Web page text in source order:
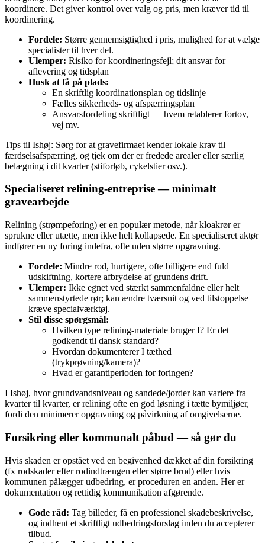
koordinere. Det giver kontrol over valg og pris, men kræver tid til
koordinering.
Fordele: Større gennemsigtighed i pris, mulighed for at vælge
specialister til hver del.
Ulemper: Risiko for koordineringsfejl; dit ansvar for
aflevering og tidsplan
Husk at få på plads:
En skriftlig koordinationsplan og tidslinje
Fælles sikkerheds- og afspærringsplan
Ansvarsfordeling skriftligt — hvem retablerer fortov,
vej mv.
Tips til Ishøj: Sørg for at gravefirmaet kender lokale krav til
færdselsafspærring, og tjek om der er fredede arealer eller særlig
belægning i dit kvarter (stiforløb, cykelstier osv.).
Specialiseret relining-entreprise — minimalt
gravearbejde
Relining (strømpeforing) er en populær metode, når kloakrør er
sprukne eller utætte, men ikke helt kollapsede. En specialiseret aktør
indfører en ny foring indefra, ofte uden større opgravning.
Fordele: Mindre rod, hurtigere, ofte billigere end fuld
udskiftning, kortere afbrydelse af grundens drift.
Ulemper: Ikke egnet ved stærkt sammenfaldne eller helt
sammenstyrtede rør; kan ændre tværsnit og ved tilstoppelse
kræve specialværktøj.
Stil disse spørgsmål:
Hvilken type relining-materiale bruger I? Er det
godkendt til dansk standard?
Hvordan dokumenterer I tæthed
(trykprøvning/kamera)?
Hvad er garantiperioden for foringen?
I Ishøj, hvor grundvandsniveau og sandede/jorder kan variere fra
kvarter til kvarter, er relining ofte en god løsning i tætte bymiljøer,
fordi den minimerer opgravning og påvirkning af omgivelserne.
Forsikring eller kommunalt påbud — så gør du
Hvis skaden er opstået ved en begivenhed dækket af din forsikring
(fx rodskader efter rodindtrængen eller større brud) eller hvis
kommunen pålægger udbedring, er proceduren en anden. Her er
dokumentation og rettidig kommunikation afgørende.
Gode råd: Tag billeder, få en professionel skadebeskrivelse,
og indhent et skriftligt udbedringsforslag inden du accepterer
tilbud.